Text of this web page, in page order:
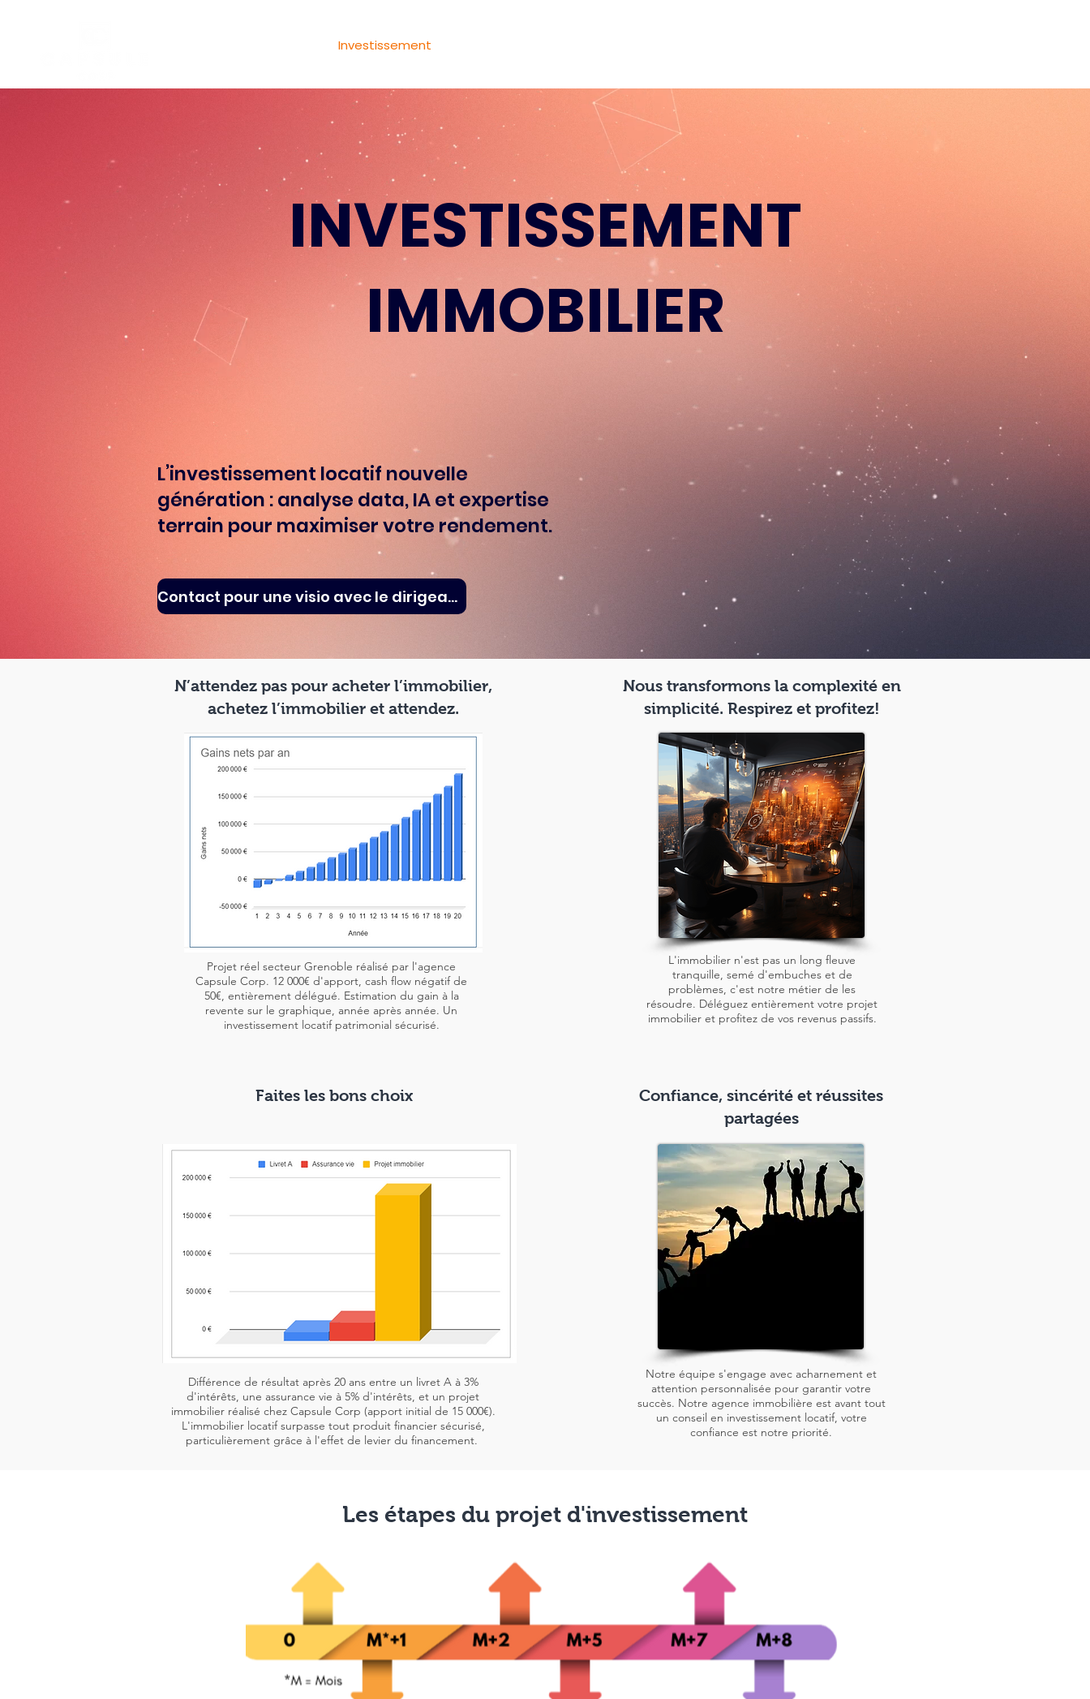
Investissement
INVESTISSEMENT
IMMOBILIER
L’investissement locatif nouvelle
génération : analyse data, IA et expertise
terrain pour maximiser votre rendement.
Contact pour une visio avec le dirigeant
N’attendez pas pour acheter l’immobilier,
achetez l’immobilier et attendez.
Projet réel secteur Grenoble réalisé par l'agence
Capsule Corp. 12 000€ d'apport, cash flow négatif de
50€, entièrement délégué. Estimation du gain à la
revente sur le graphique, année après année. Un
investissement locatif patrimonial sécurisé.
Nous transformons la complexité en
simplicité. Respirez et profitez!
L'immobilier n'est pas un long fleuve
tranquille, semé d'embuches et de
problèmes, c'est notre métier de les
résoudre. Déléguez entièrement votre projet
immobilier et profitez de vos revenus passifs.
Faites les bons choix
Différence de résultat après 20 ans entre un livret A à 3%
d'intérêts, une assurance vie à 5% d'intérêts, et un projet
immobilier réalisé chez Capsule Corp (apport initial de 15 000€).
L'immobilier locatif surpasse tout produit financier sécurisé,
particulièrement grâce à l'effet de levier du financement.
Confiance, sincérité et réussites
partagées
Notre équipe s'engage avec acharnement et
attention personnalisée pour garantir votre
succès. Notre agence immobilière est avant tout
un conseil en investissement locatif, votre
confiance est notre priorité.
Les étapes du projet d'investissement